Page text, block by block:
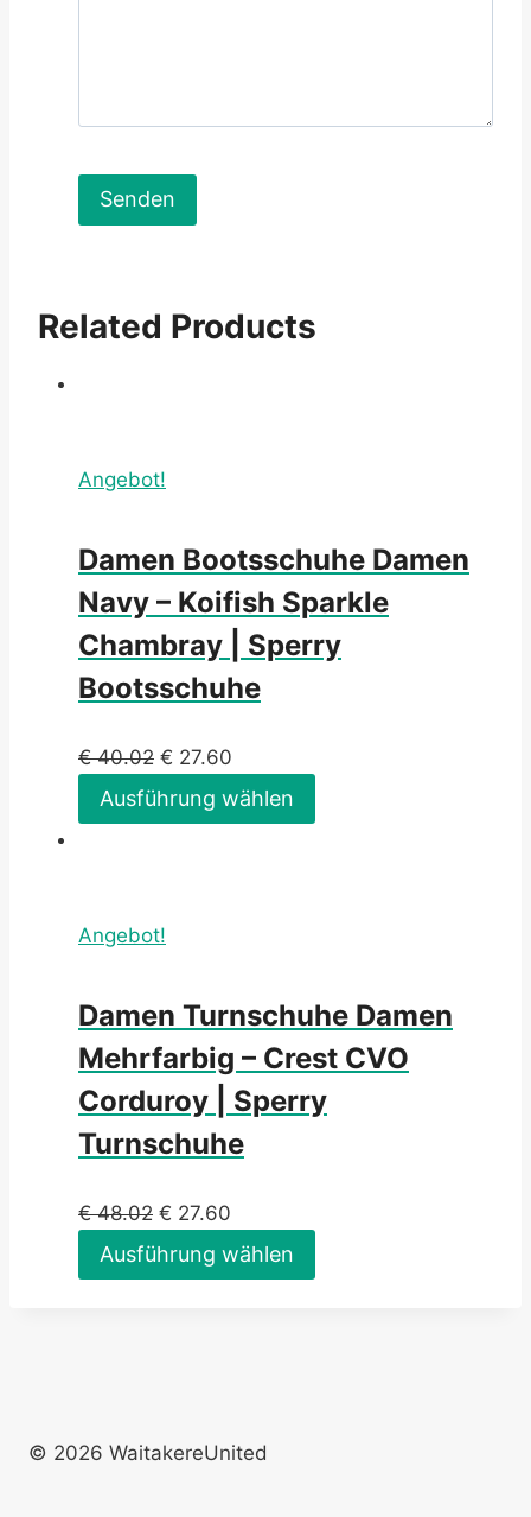
Related Products
Angebot!
Damen Bootsschuhe Damen
Navy – Koifish Sparkle
Chambray | Sperry
Bootsschuhe
€40.02 € 27.60
Ausführung wählen
Angebot!
Damen Turnschuhe Damen
Mehrfarbig – Crest CVO
Corduroy | Sperry
Turnschuhe
€48.02 € 27.60
Ausführung wählen
© 2026 WaitakereUnited